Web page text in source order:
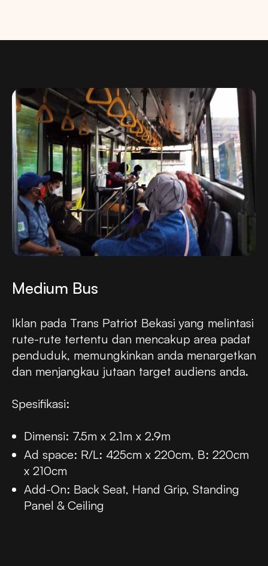
Medium Bus
Iklan pada Trans Patriot Bekasi yang melintasi
rute-rute tertentu dan mencakup area padat
penduduk, memungkinkan anda menargetkan
dan menjangkau jutaan target audiens anda.
Spesifikasi:
Dimensi: 7.5m x 2.1m x 2.9m
Ad space: R/L: 425cm x 220cm, B: 220cm
x 210cm
Add-On: Back Seat, Hand Grip, Standing
Panel & Ceiling